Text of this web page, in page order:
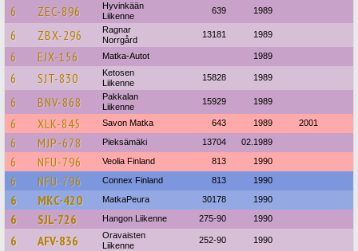
6 ZEC-896
Hyvinkään
Liikenne
639 1989
6 ZBX-296
Ragnar
Norrgård
13181 1989
6 EJX-156 Matka-Autot 1989
6 SJT-830
Ketosen
Liikenne
15828 1989
6 BNV-868
Pakkalan
Liikenne
15929 1989
6 XLK-845 Savon Matka 643 1989 2001
6 MJP-678 Pieksämäki 13704 02.1989
6 NFU-796 Veolia Finland 813 1990
6 NFU-796 Connex Finland 813 1990
6 MKC-420 MatkaPeura 30178 1990
6 SJL-726 Hangon Liikenne 275-90 1990
6 AFV-836
Oravaisten
Liikenne
252-90 1990